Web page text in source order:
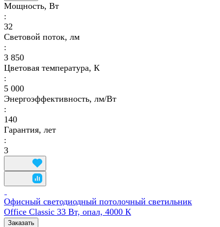
Мощность, Вт
:
32
Световой поток, лм
:
3 850
Цветовая температура, К
:
5 000
Энергоэффективность, лм/Вт
:
140
Гарантия, лет
:
3
Офисный светодиодный потолочный светильник
Office Classic 33 Вт, опал, 4000 К
Заказать